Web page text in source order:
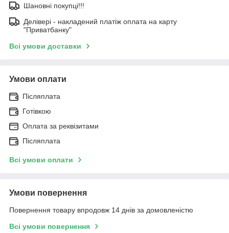
Шановні покупці!!!
Делівері - накладений платіж оплата на карту
"Приватбанку"
Всі умови доставки
Умови оплати
Післяплата
Готівкою
Оплата за реквізитами
Післяплата
Всі умови оплати
Умови повернення
Повернення товару впродовж 14 днів за домовленістю
Всі умови повернення